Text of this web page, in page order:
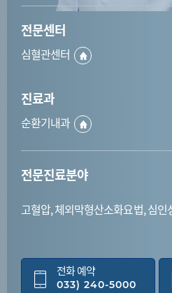
전문센터
심혈관센터
진료과
순환기내과
전문진료분야
고혈압, 체외막형산소화요법, 심인
전화 예약
033) 240-5000